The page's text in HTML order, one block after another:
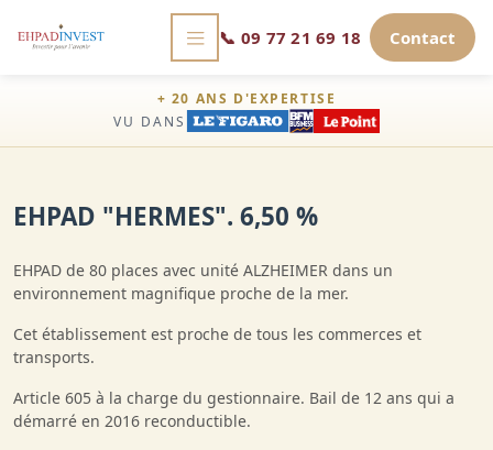
📞 09 77 21 69 18 Contact
+ 20 ANS D'EXPERTISE
VU DANS
EHPAD "HERMES". 6,50 %
EHPAD de 80 places avec unité ALZHEIMER dans un
environnement magnifique proche de la mer.
Cet établissement est proche de tous les commerces et
transports.
Article 605 à la charge du gestionnaire. Bail de 12 ans qui a
démarré en 2016 reconductible.